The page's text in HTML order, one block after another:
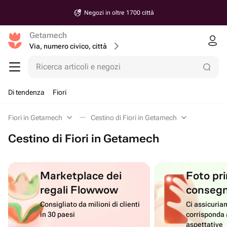
Negozi in oltre 1700 città
Getamech
Via, numero civico, città
Ricerca articoli e negozi
Di tendenza Fiori
Fiori in Getamech Cestino di Fiori in Getamech
Cestino di Fiori in Getamech
Marketplace dei
regali Flowwow
Consigliato da milioni di clienti
in 30 paesi
Foto
Ci
corrisponda
aspettative